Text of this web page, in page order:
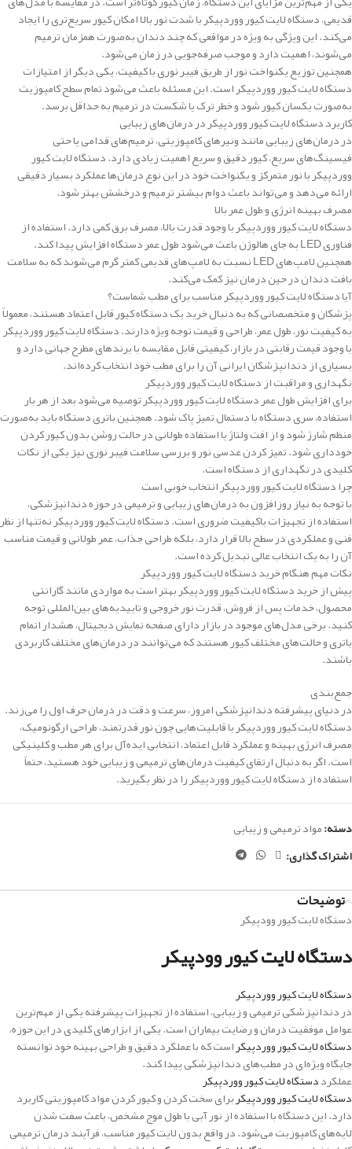
قدیمی، دستگاه لایت کیور ووردپیکر با شدت نور بالا امکان کیور سریع‌تری را ایجاد
می‌کند. این ویژگی به ویژه در مواقعی که چند دندان به‌صورت همزمان ترمیم
می‌شوند، اهمیت دارد و موجب صرفه‌جویی در زمان می‌شود.
همچنین توزیع یکنواخت نور از طریق فیبر نوری با کیفیت، یکی دیگر از امتیازات
دستگاه لایت کیور ووردپیکر است. این مسئله باعث می‌شود تمام سطح کامپوزیت
به‌صورت یکسان کیور شود و خطر ترک یا شکست در ترمیم به حداقل برسد.
کاربرد دستگاه لایت کیور ووردپیکر در درمان‌های زیبایی
در درمان‌های زیبایی مانند ونیرهای کامپوزیتی، ترمیم‌های قدامی یا حتی
فیسینگ‌های سریع، کیور دقیق و سریع اهمیت زیادی دارد. دستگاه لایت کیور
ووردپیکر با نور متمرکز و یکنواخت خود در این نوع درمان‌ها عملکرد بسیار دقیقی
ارائه می‌دهد و می‌تواند باعث دوام بیشتر ترمیم و درخشش بهتر شود.
مصرف بهینه انرژی و طول عمر بالا
دستگاه لایت کیور ووردپیکر با وجود قدرت بالا، مصرف برق کمی دارد. استفاده از
فناوری LED به جای هالوژن باعث می‌شود طول عمر دستگاه افزایش پیدا کند.
همچنین لامپ‌های LED نسبت به لامپ‌های قدیمی کمتر گرم می‌شوند که به سلامت
بافت دندان در حین درمان نیز کمک می‌کند.
آیا دستگاه لایت کیور ووردپیکر مناسب برای مطب شماست؟
پزشکان و متخصصانی که به دنبال خرید یک دستگاه کیور قابل اعتماد هستند، معمولاً
به کیفیت نور، طول عمر، طراحی و قیمت توجه ویژه دارند. دستگاه لایت کیور ووردپیکر
با وجود قیمت رقابتی در بازار، کیفیتی قابل مقایسه با برندهای مطرح جهانی دارد و
بسیاری از دندانپزشکان ایرانی آن را برای مطب خود انتخاب کرده‌اند.
نگهداری و مراقبت از دستگاه لایت کیور ووردپیکر
برای افزایش طول عمر دستگاه لایت کیور ووردپیکر توصیه می‌شود بعد از هر بار
استفاده، سری دستگاه با دستمال تمیز پاک شود. همچنین باتری دستگاه باید به‌صورت
منظم شارژ شود و از افت ولتاژ یا استفاده طولانی در حالت روشن بدون کیور کردن
خودداری شود. تمیز کردن عدسی نور و بررسی سلامت فیبر نوری نیز یکی از نکات
کلیدی در نگهداری از دستگاه است.
چرا دستگاه لایت کیور ووردپیکر انتخاب خوبی است
با توجه به نیاز روزافزون به درمان‌های زیبایی و ترمیمی در حوزه دندانپزشکی،
استفاده از تجهیزات باکیفیت ضروری است. دستگاه لایت کیور ووردپیکر نه‌تنها از نظر
فنی و عملکردی در سطح بالا قرار دارد، بلکه طراحی جذاب، عمر طولانی و قیمت مناسب
آن را به یک انتخاب عالی تبدیل کرده است.
نکات مهم هنگام خرید دستگاه لایت کیور ووردپیکر
پیش از خرید دستگاه لایت کیور ووردپیکر بهتر است به مواردی مانند گارانتی
محصول، خدمات پس از فروش، قدرت نور خروجی و تاییدیه‌های بین‌المللی توجه
کنید. برخی مدل‌های موجود در بازار دارای صفحه نمایش دیجیتال، هشدار اتمام
باتری و حالت‌های مختلف کیور هستند که می‌توانند در درمان‌های مختلف کاربردی
باشند.
جمع‌بندی
در دنیای پیشرفته دندانپزشکی امروز، سرعت و دقت در درمان حرف اول را می‌زند.
دستگاه لایت کیور ووردپیکر با قابلیت‌هایی چون نور قدرتمند، طراحی ارگونومیک،
مصرف انرژی بهینه و عملکرد قابل اعتماد، انتخابی ایده‌آل برای هر مطب و کلینیکی
است. اگر به دنبال ارتقای کیفیت درمان‌های ترمیمی و زیبایی خود هستید، حتماً
استفاده از دستگاه لایت کیور ووردپیکر را در نظر بگیرید.
دسته:مواد ترمیمی و زیبایی
اشتراک گذاری:
توضیحات
دستگاه لایت کیور وودپیکر
دستگاه لایت کیور وودپیکر
دستگاه لایت کیور ووردپیکر
در دندانپزشکی ترمیمی و زیبایی، استفاده از تجهیزات پیشرفته یکی از مهم‌ترین
عوامل موفقیت درمان و رضایت بیماران است. یکی از ابزارهای کلیدی در این حوزه،
دستگاه لایت کیور ووردپیکراست که با عملکرد دقیق و طراحی بهینه خود توانسته
جایگاه ویژه‌ای در مطب‌های دندانپزشکی پیدا کند.
عملکرددستگاه لایت کیور ووردپیکر
دستگاه لایت کیور ووردپیکربرای سخت کردن و کیور کردن مواد کامپوزیتی کاربرد
دارد. این دستگاه با استفاده از نور آبی با طول موج مشخص، باعث سفت شدن
لایه‌های کامپوزیت می‌شود. در واقع بدون لایت کیور مناسب، فرآیند درمان ترمیمی